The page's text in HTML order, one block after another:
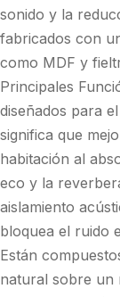
sonido y la
fabricados con
como MDF y
Principales
diseñados para
significa que
habitación al
eco y la
aislamiento
bloquea el ruido
Están
natural sobre un